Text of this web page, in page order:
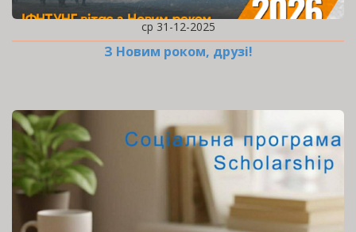
ср 31-12-2025
З Новим роком, друзі!